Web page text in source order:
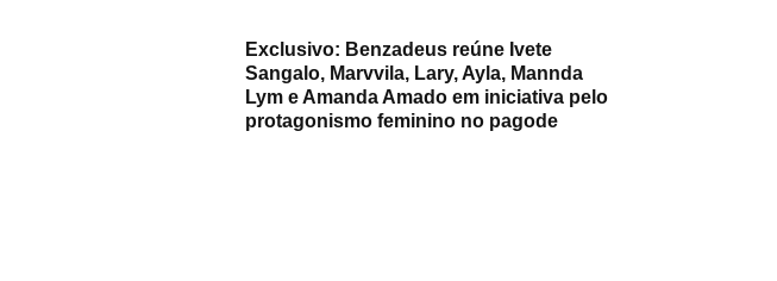
Exclusivo: Benzadeus reúne Ivete
Sangalo, Marvvila, Lary, Ayla, Mannda
Lym e Amanda Amado em iniciativa pelo
protagonismo feminino no pagode